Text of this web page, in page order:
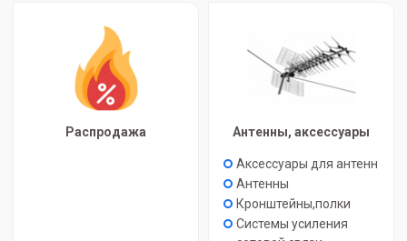
Распродажа Антенны, аксессуары
Аксессуары для антенн
Антенны
Кронштейны,полки
Системы усиления